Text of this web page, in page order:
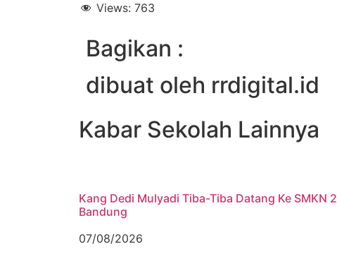
Views: 763
Bagikan :
dibuat oleh rrdigital.id
Kabar Sekolah Lainnya
Kang Dedi Mulyadi Tiba-Tiba Datang Ke SMKN 2
Bandung
07/08/2026